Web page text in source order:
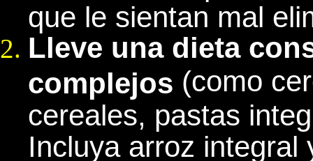
que le sientan mal
Lleve una dieta
complejos (como
cereales, pastas
Incluya arroz integral